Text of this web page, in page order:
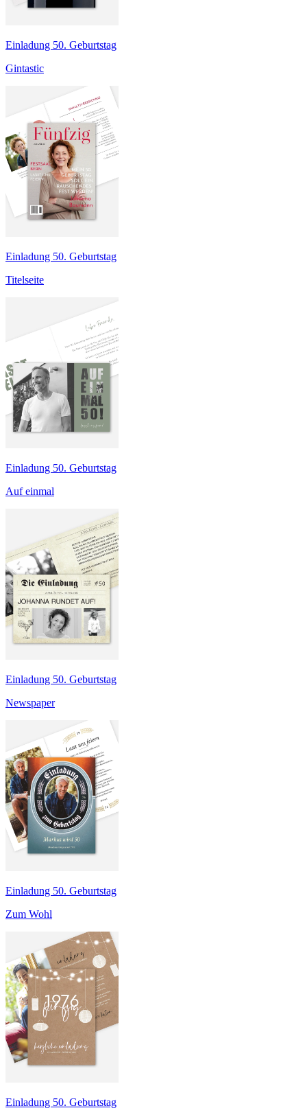
Einladung 50. Geburtstag
Gintastic
Einladung 50. Geburtstag
Titelseite
Einladung 50. Geburtstag
Auf einmal
Einladung 50. Geburtstag
Newspaper
Einladung 50. Geburtstag
Zum Wohl
Einladung 50. Geburtstag